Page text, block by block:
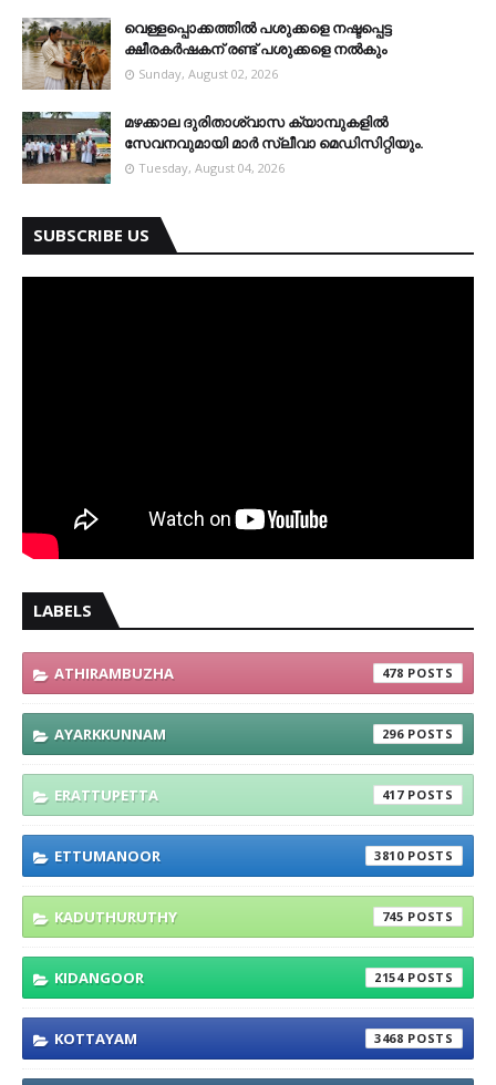
വെള്ളപ്പൊക്കത്തില്‍ പശുക്കളെ നഷ്ടപ്പെട്ട
ക്ഷീരകര്‍ഷകന് രണ്ട് പശുക്കളെ നല്‍കും
Sunday, August 02, 2026
മഴക്കാല ദുരിതാശ്വാസ ക്യാമ്പുകളിൽ
സേവനവുമായി മാർ സ്ലീവാ മെഡിസിറ്റിയും.
Tuesday, August 04, 2026
SUBSCRIBE US
LABELS
ATHIRAMBUZHA 478
AYARKKUNNAM 296
ERATTUPETTA 417
ETTUMANOOR 3810
KADUTHURUTHY 745
KIDANGOOR 2154
KOTTAYAM 3468